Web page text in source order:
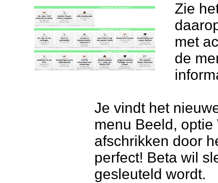
Zie
met
de
Je vindt het
menu Beeld,
afschrikken door
perfect! Beta wil
gesleuteld wordt.